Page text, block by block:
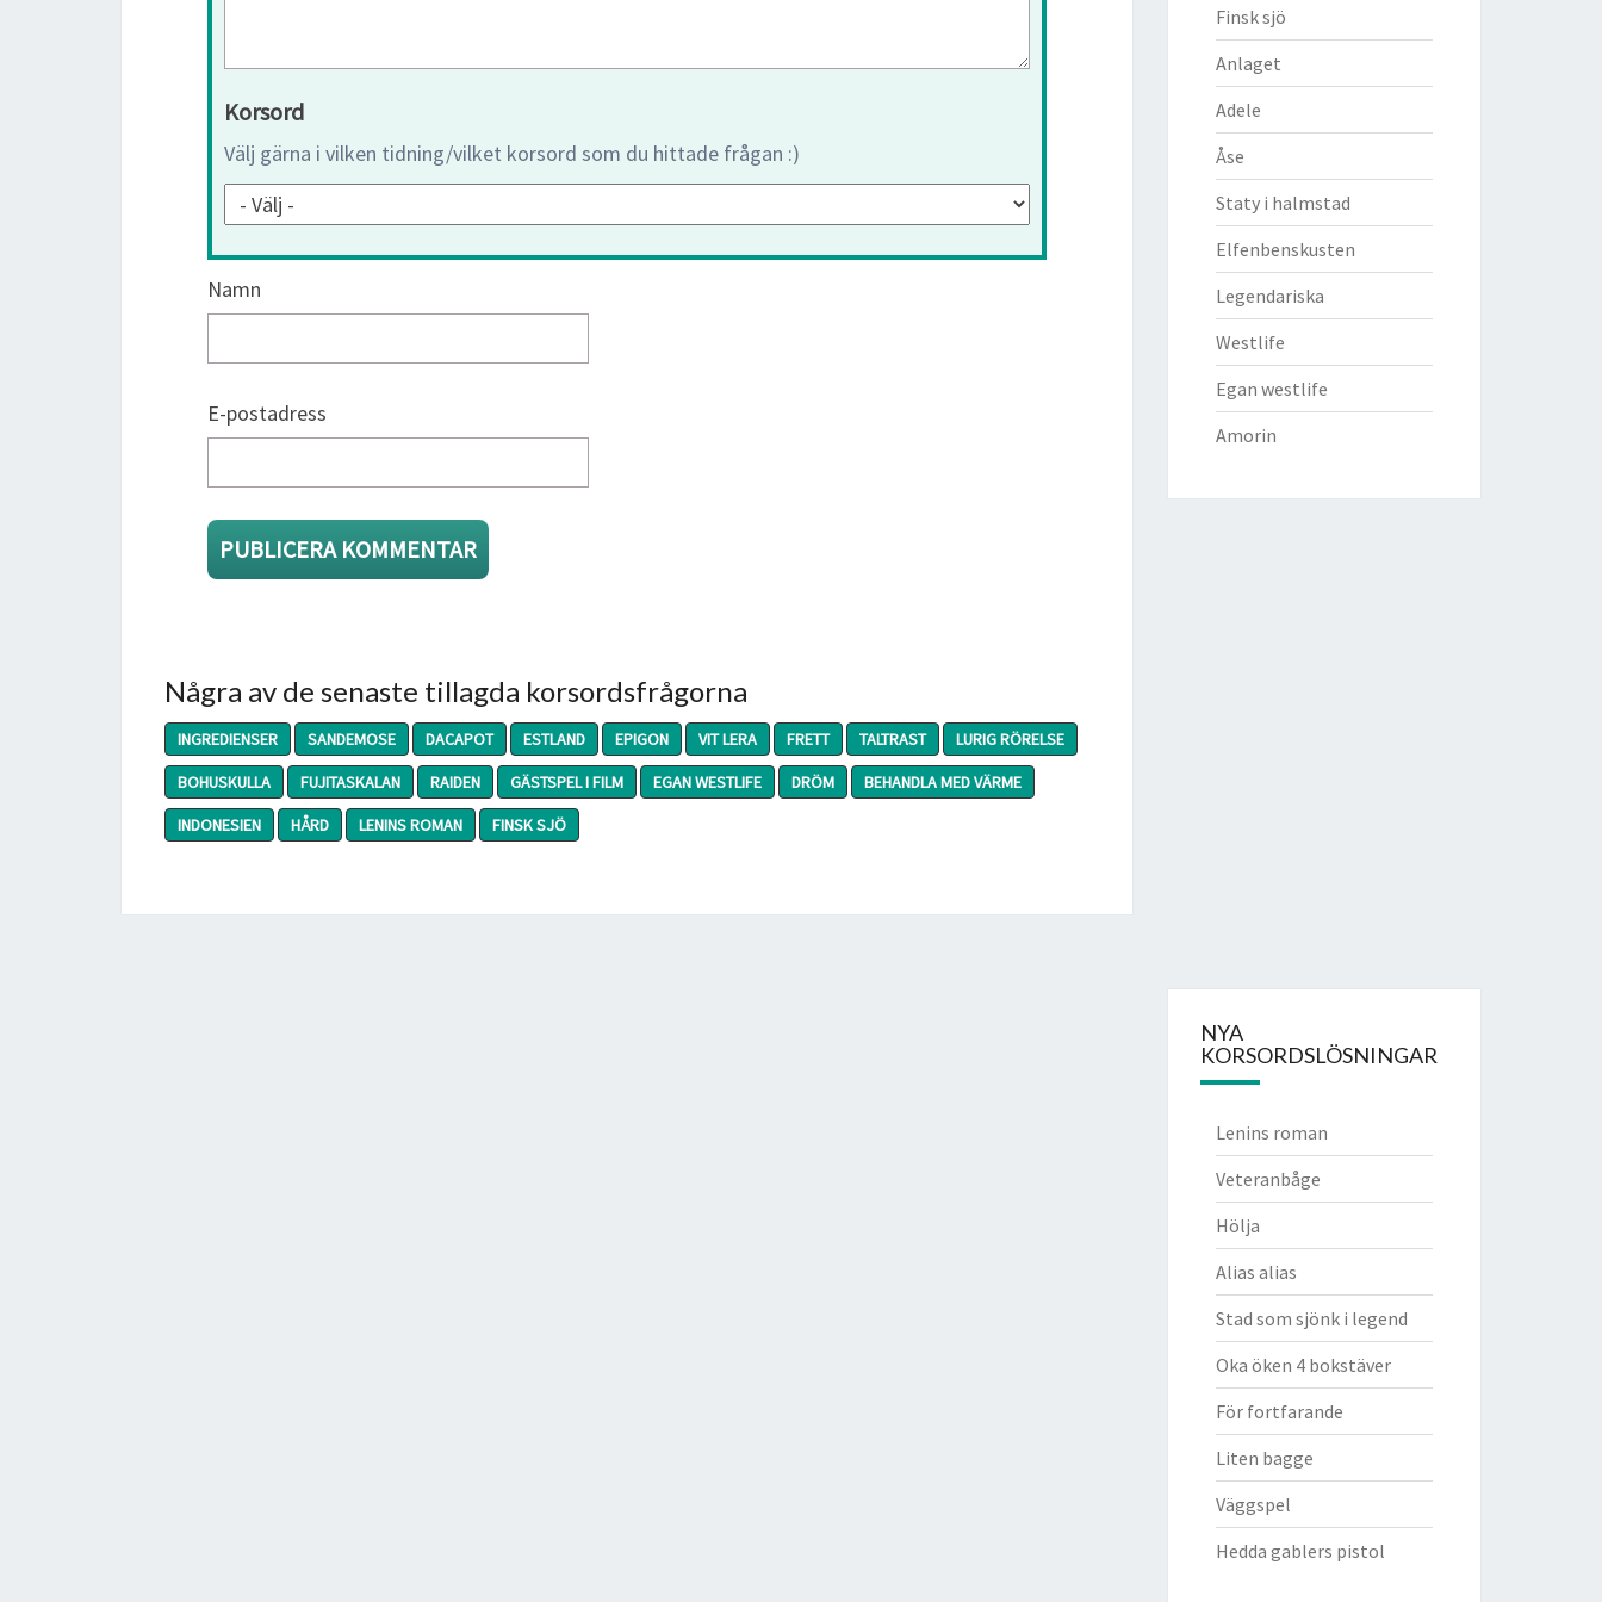
Korsord
Välj gärna i vilken tidning/vilket korsord som du hittade frågan :)
Namn
E-postadress
Några av de senaste tillagda korsordsfrågorna
INGREDIENSER SANDEMOSE DACAPOT ESTLAND EPIGON VIT LERA FRETT TALTRAST
LURIG RÖRELSE
BOHUSKULLA
FUJITASKALAN RAIDEN GÄSTSPEL I FILM EGAN WESTLIFE DRÖM
BEHANDLA MED VÄRME
INDONESIEN
HÅRD LENINS ROMAN FINSK SJÖ
Finsk sjö
Anlaget
Adele
Åse
Staty i halmstad
Elfenbenskusten
Legendariska
Westlife
Egan westlife
Amorin
NYA
KORSORDSLÖSNINGAR
Lenins roman
Veteranbåge
Hölja
Alias alias
Stad som sjönk i legend
Oka öken 4 bokstäver
För fortfarande
Liten bagge
Väggspel
Hedda gablers pistol